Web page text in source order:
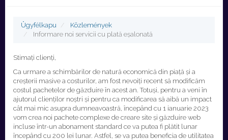
Ügyfélkapu
Közlemények
Informare noi servicii cu plată eșalonată
Stimați clienți,
Ca urmare a schimbărilor de natură economică din piață și a
creșterii masive a costurilor, am fost nevoiți recent să modificăm
costul pachetelor de găzduire în acest an. Totuși, pentru a veni în
ajutorul clienților noștri și pentru ca modificarea să aibă un impact
cât mai mic asupra dumneavoastră, începând cu 1 ianuarie 2023
vom crea noi pachete complexe de creare site și găzduire web
incluse într-un abonament standard ce va putea fi plătit lunar
începând cu 200 lei lunar. Astfel, se va putea beneficia de utilitatea